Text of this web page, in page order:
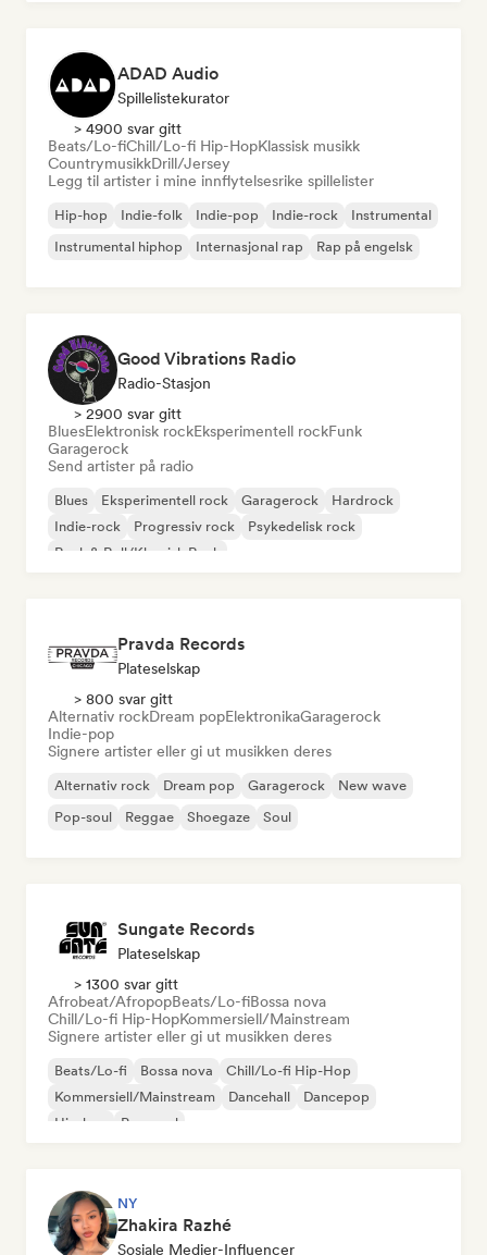
ADAD Audio
Spillelistekurator
> 4900 svar gitt
Beats/Lo-fiChill/Lo-fi Hip-HopKlassisk musikk
CountrymusikkDrill/Jersey
Legg til artister i mine innflytelsesrike spillelister
Hip-hop Indie-folk Indie-pop Indie-rock
Instrumental
Instrumental hiphop
Internasjonal rap Rap på engelsk
Good Vibrations Radio
Radio-Stasjon
> 2900 svar gitt
BluesElektronisk rockEksperimentell rockFunk
Garagerock
Send artister på radio
Blues Eksperimentell rock Garagerock
Hardrock
Indie-rock
Progressiv rock
Psykedelisk rock
Rock & Roll/Klassisk Rock
Pravda Records
Plateselskap
> 800 svar gitt
Alternativ rockDream popElektronikaGaragerock
Indie-pop
Signere artister eller gi ut musikken deres
Alternativ rock Dream pop Garagerock
New wave
Pop-soul
Reggae Shoegaze Soul
Sungate Records
Plateselskap
> 1300 svar gitt
Afrobeat/AfropopBeats/Lo-fiBossa nova
Chill/Lo-fi Hip-HopKommersiell/Mainstream
Signere artister eller gi ut musikken deres
Beats/Lo-fi Bossa nova
Chill/Lo-fi Hip-Hop
Kommersiell/Mainstream
Dancehall
Dancepop
Hip-hop
Pop-soul
NY
Zhakira Razhé
Sosiale Medier-Influencer